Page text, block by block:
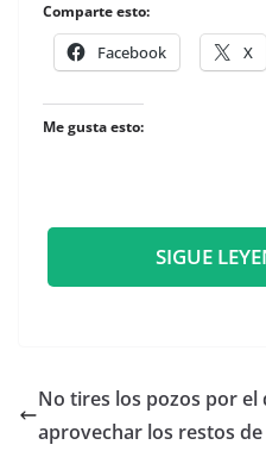
Comparte esto:
Facebook X
Me gusta esto:
SIGUE
No tires los pozos por el
aprovechar los restos de